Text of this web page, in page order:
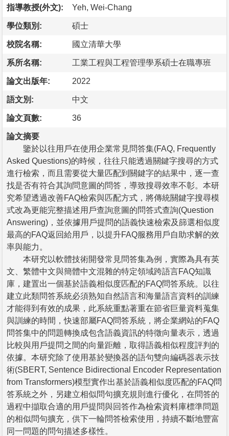
指導教授(外文): Yeh, Wei-Chang
學位類別: 碩士
校院名稱: 國立清華大學
系所名稱: 工業工程與工程管理學系碩士在職專班
論文出版年: 2022
語文別: 中文
論文頁數: 36
論文摘要
鑒於以往用戶在使用企業常見問答集(FAQ, Frequently
Asked Questions)的時候，往往只能透過關鍵字搜尋的方式
進行檢索，而且需要從大量匹配到關鍵字的結果中，逐一查
找是否有符合其詢問意圖的問答，導致搜尋效率不彰。本研
究希望透過改善FAQ檢索與匹配方式，將傳統關鍵字搜尋模
式改為更能完整描述用戶查詢意圖的問答式查詢(Question
Answering)，並依據用戶提問的語義快速檢索及篩選相似度
最高的FAQ返回給用戶，以提升FAQ服務用戶自助求解的效
率與能力。
本研究以軟體技術開發常見問答集為例，實際為具有英
文、繁體中文與簡體中文混雜的特定領域跨語言FAQ知識
庫，建置出一個基於語義相似度匹配的FAQ問答系統。以往
建立此類問答系統必須熟知自然語言和海量語言資料的訓練
才能得到有效的成果，此系統重點著重在節省巨量資料蒐集
與訓練的時間，快速部屬FAQ問答系統，將企業網站的FAQ
問答集中的問題轉換成包含語義資訊的特徵向量表示，透過
比較與用戶提問之間的向量距離，取得語義相似程度評判的
依據。本研究除了使用基於變換器的語句雙向編碼器表示技
術(SBERT, Sentence Bidirectional Encoder Representation
from Transformers)模型實作出基於語義相似度匹配的FAQ問
答系統之外，另建立相似問句擴充規則進行優化，在問答的
過程中擷取合適的用戶提問與回答作為檢索資料庫標準問題
的相似問句擴充，供下一輪問答檢索使用，持續不斷地豐富
同一問題的問句描述多樣性。